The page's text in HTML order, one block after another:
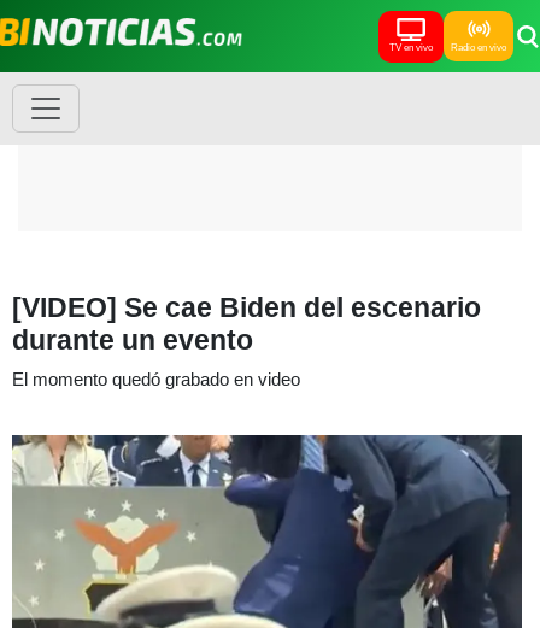
TV en vivo Radio en vivo
[VIDEO] Se cae Biden del escenario
durante un evento
El momento quedó grabado en video